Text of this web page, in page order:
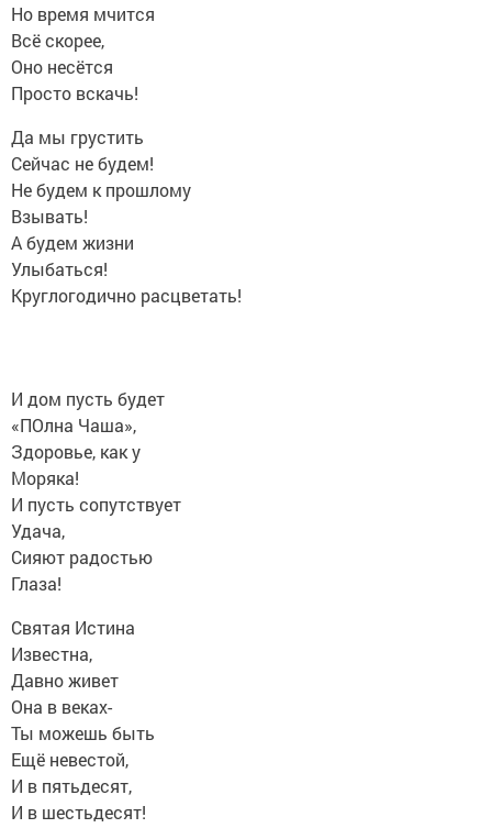
Но время мчится
Всё скорее,
Оно несётся
Просто вскачь!
Да мы грустить
Сейчас не будем!
Не будем к прошлому
Взывать!
А будем жизни
Улыбаться!
Круглогодично расцветать!
И дом пусть будет
«ПОлна Чаша»,
Здоровье, как у
Моряка!
И пусть сопутствует
Удача,
Сияют радостью
Глаза!
Святая Истина
Известна,
Давно живет
Она в веках-
Ты можешь быть
Ещё невестой,
И в пятьдесят,
И в шестьдесят!